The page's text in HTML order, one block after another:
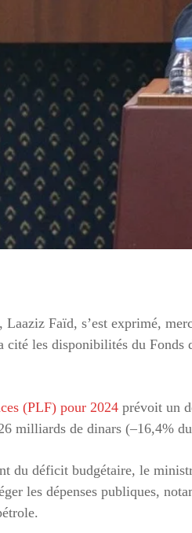
Laaziz Faïd, s’est exprimé,
cité les disponibilités du Fonds
(PLF) pour 2024 prévoit un
milliards de dinars (–16,4%
du déficit budgétaire, le
les dépenses publiques,